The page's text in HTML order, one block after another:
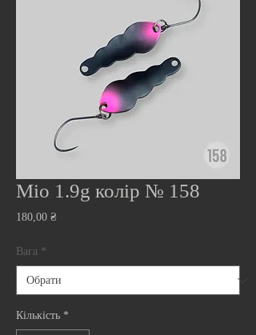
Mio 1.9g колір № 158
180,00 ₴Ціна
Вага *
Кількість *